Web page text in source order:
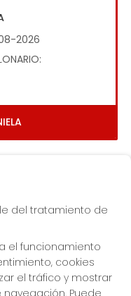
2026
Suerte!
del tratamiento de
el funcionamiento
cookies
el tráfico y mostrar
Puede